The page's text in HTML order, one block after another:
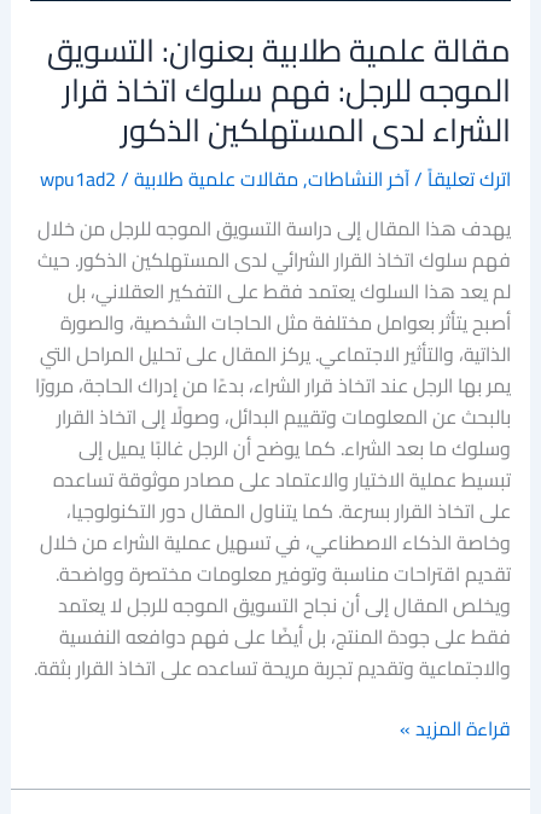
مقالة علمية طلابية بعنوان: التسويق
الموجه للرجل: فهم سلوك اتخاذ قرار
الشراء لدى المستهلكين الذكور
اترك تعليقاً/آخر النشاطات,مقالات علمية طلابية/
wpu1ad2
يهدف هذا المقال إلى دراسة التسويق الموجه للرجل من خلال
فهم سلوك اتخاذ القرار الشرائي لدى المستهلكين الذكور. حيث
لم يعد هذا السلوك يعتمد فقط على التفكير العقلاني، بل
أصبح يتأثر بعوامل مختلفة مثل الحاجات الشخصية، والصورة
الذاتية، والتأثير الاجتماعي. يركز المقال على تحليل المراحل التي
يمر بها الرجل عند اتخاذ قرار الشراء، بدءًا من إدراك الحاجة، مرورًا
بالبحث عن المعلومات وتقييم البدائل، وصولًا إلى اتخاذ القرار
وسلوك ما بعد الشراء. كما يوضح أن الرجل غالبًا يميل إلى
تبسيط عملية الاختيار والاعتماد على مصادر موثوقة تساعده
على اتخاذ القرار بسرعة. كما يتناول المقال دور التكنولوجيا،
وخاصة الذكاء الاصطناعي، في تسهيل عملية الشراء من خلال
تقديم اقتراحات مناسبة وتوفير معلومات مختصرة وواضحة.
ويخلص المقال إلى أن نجاح التسويق الموجه للرجل لا يعتمد
فقط على جودة المنتج، بل أيضًا على فهم دوافعه النفسية
والاجتماعية وتقديم تجربة مريحة تساعده على اتخاذ القرار بثقة.
اتخاذ
قرار
الشراء
لدى
المستهلكين
الذكور
قراءة المزيد »